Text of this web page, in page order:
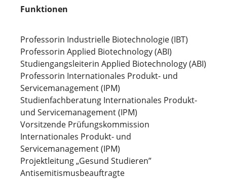
Funktionen
Professorin Industrielle Biotechnologie (IBT)
Professorin Applied Biotechnology (ABI)
Studiengangsleiterin Applied Biotechnology (ABI)
Professorin Internationales Produkt- und
Servicemanagement (IPM)
Studienfachberatung Internationales Produkt-
und Servicemanagement (IPM)
Vorsitzende Prüfungskommission
Internationales Produkt- und
Servicemanagement (IPM)
Projektleitung „Gesund Studieren”
Antisemitismusbeauftragte